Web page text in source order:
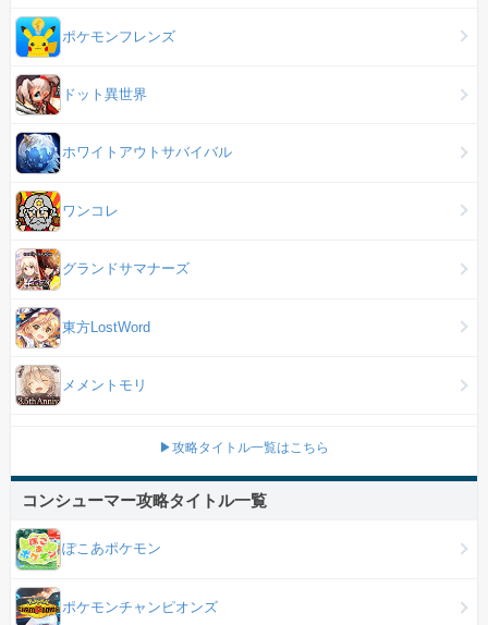
ポケモンフレンズ
ドット異世界
ホワイトアウトサバイバル
ワンコレ
グランドサマナーズ
東方LostWord
メメントモリ
▶攻略タイトル一覧はこちら
コンシューマー攻略タイトル一覧
ぽこあポケモン
ポケモンチャンピオンズ